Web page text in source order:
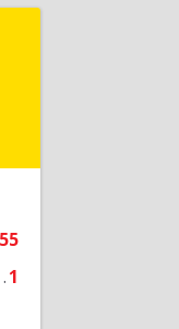
55
1